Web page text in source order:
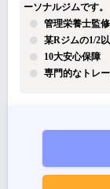
ーソナルジムです。
管理栄養士監
某Rジムの1/2
10大安心保障
専門的なトレ